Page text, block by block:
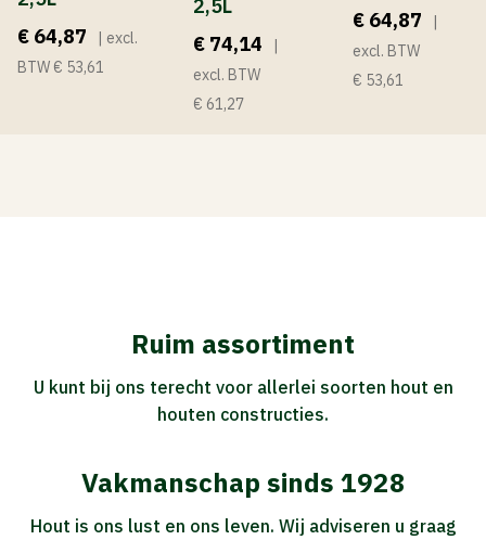
€ 64,87
| excl.
BTW € 53,61
2,5L
€ 74,14
|
excl. BTW
€ 61,27
€ 64,87
|
excl. BTW
€ 53,61
Ruim assortiment
U kunt bij ons terecht voor allerlei soorten hout en
houten constructies.
Vakmanschap sinds 1928
Hout is ons lust en ons leven. Wij adviseren u graag